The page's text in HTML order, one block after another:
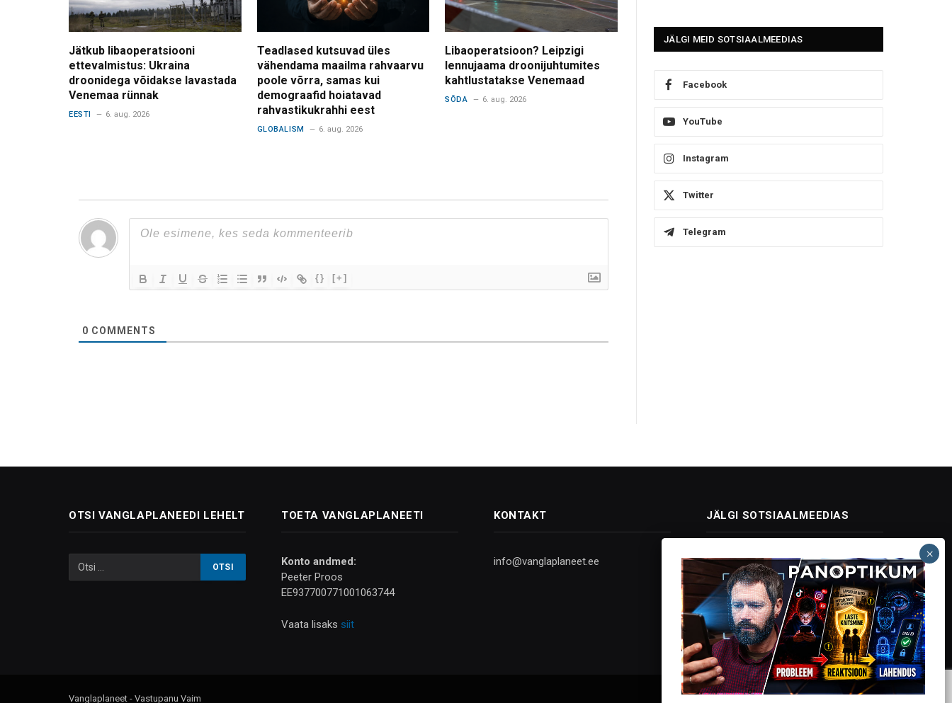
Jätkub libaoperatsiooni
ettevalmistus: Ukraina
droonidega võidakse lavastada
Venemaa rünnak
EESTI 6. aug. 2026
Teadlased kutsuvad üles
vähendama maailma rahvaarvu
poole võrra, samas kui
demograafid hoiatavad
rahvastikukrahhi eest
GLOBALISM 6. aug. 2026
Libaoperatsioon? Leipzigi
lennujaama droonijuhtumites
kahtlustatakse Venemaad
SÕDA 6. aug. 2026
{} [+]
0 COMMENTS
JÄLGI MEID SOTSIAALMEEDIAS
Facebook
YouTube
Instagram
Twitter
Telegram
OTSI VANGLAPLANEEDI LEHELT TOETA VANGLAPLANEETI
Konto andmed:
Peeter Proos
EE937700771001063744
Vaata lisaks siit
KONTAKT
info@vanglaplaneet.ee
JÄLGI SOTSIAALMEEDIAS
Facebook
X
(Twitter)
InstagramYouTubeTelegram
Vanglaplaneet - Vastupanu Vaim